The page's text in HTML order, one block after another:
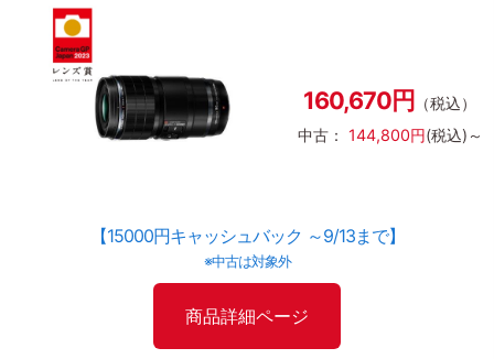
160,670円
（税込）
中古： 144,800円(税込)～
【15000円キャッシュバック ～9/13まで】
※中古は対象外
商品詳細ページ